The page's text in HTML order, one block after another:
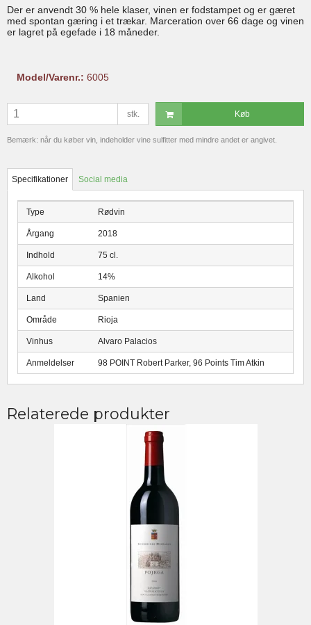
Der er anvendt 30 % hele klaser, vinen er fodstampet og er gæret
med spontan gæring i et trækar. Marceration over 66 dage og vinen
er lagret på egefade i 18 måneder.
Model/Varenr.: 6005
stk. Køb
Bemærk: når du køber vin, indeholder vine sulfitter med mindre andet er angivet.
Specifikationer Social media
Type Rødvin
Årgang 2018
Indhold 75 cl.
Alkohol 14%
Land Spanien
Område Rioja
Vinhus Alvaro Palacios
Anmeldelser 98 POINT Robert Parker, 96 Points Tim Atkin
Relaterede produkter